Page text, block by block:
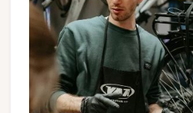
Suivez-nous
EN NL DE